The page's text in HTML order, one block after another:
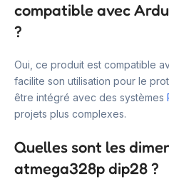
compatible avec
?
Oui, ce produit est compatible
facilite son utilisation pour le
être intégré avec des systèmes
projets plus complexes.
Quelles sont les
atmega328p dip28 ?